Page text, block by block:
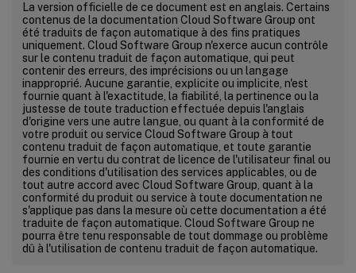
La version officielle de ce document est en anglais. Certains
contenus de la documentation Cloud Software Group ont
été traduits de façon automatique à des fins pratiques
uniquement. Cloud Software Group n'exerce aucun contrôle
sur le contenu traduit de façon automatique, qui peut
contenir des erreurs, des imprécisions ou un langage
inapproprié. Aucune garantie, explicite ou implicite, n'est
fournie quant à l'exactitude, la fiabilité, la pertinence ou la
justesse de toute traduction effectuée depuis l'anglais
d'origine vers une autre langue, ou quant à la conformité de
votre produit ou service Cloud Software Group à tout
contenu traduit de façon automatique, et toute garantie
fournie en vertu du contrat de licence de l'utilisateur final ou
des conditions d'utilisation des services applicables, ou de
tout autre accord avec Cloud Software Group, quant à la
conformité du produit ou service à toute documentation ne
s'applique pas dans la mesure où cette documentation a été
traduite de façon automatique. Cloud Software Group ne
pourra être tenu responsable de tout dommage ou problème
dû à l'utilisation de contenu traduit de façon automatique.